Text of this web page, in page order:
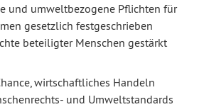
und umweltbezogene Pflichten für
gesetzlich festgeschrieben
beteiligter Menschen gestärkt
wirtschaftliches Handeln
und Umweltstandards